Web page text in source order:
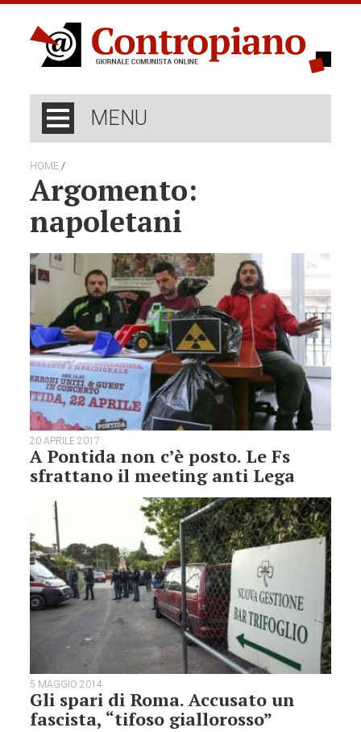
MENU
HOME /
Argomento:
napoletani
20 APRILE 2017
A Pontida non c’è posto. Le Fs
sfrattano il meeting anti Lega
5 MAGGIO 2014
Gli spari di Roma. Accusato un
fascista, “tifoso giallorosso”